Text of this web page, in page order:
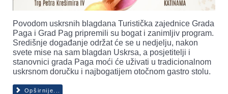
Povodom uskrsnih blagdana Turistička zajednice Grada
Paga i Grad Pag pripremili su bogat i zanimljiv program.
Središnje događanje održat će se u nedjelju, nakon
svete mise na sam blagdan Uskrsa, a posjetitelji i
stanovnici grada Paga moći će uživati u tradicionalnom
uskrsnom doručku i najbogatijem otočnom gastro stolu.
Opširnije...